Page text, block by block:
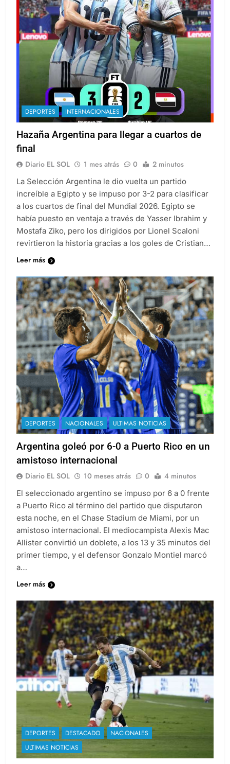
DEPORTES INTERNACIONALES
Hazaña Argentina para llegar a cuartos de
final
Diario EL SOL 1 mes atrás 0 2 minutos
La Selección Argentina le dio vuelta un partido
increíble a Egipto y se impuso por 3-2 para clasificar
a los cuartos de final del Mundial 2026. Egipto se
había puesto en ventaja a través de Yasser Ibrahim y
Mostafa Ziko, pero los dirigidos por Lionel Scaloni
revirtieron la historia gracias a los goles de Cristian…
Leer más
DEPORTES NACIONALES ULTIMAS NOTICIAS
Argentina goleó por 6-0 a Puerto Rico en un
amistoso internacional
Diario EL SOL 10 meses atrás 0 4 minutos
El seleccionado argentino se impuso por 6 a 0 frente
a Puerto Rico al término del partido que disputaron
esta noche, en el Chase Stadium de Miami, por un
amistoso internacional. El mediocampista Alexis Mac
Allister convirtió un doblete, a los 13 y 35 minutos del
primer tiempo, y el defensor Gonzalo Montiel marcó
a…
Leer más
DEPORTES DESTACADO
NACIONALES
ULTIMAS NOTICIAS